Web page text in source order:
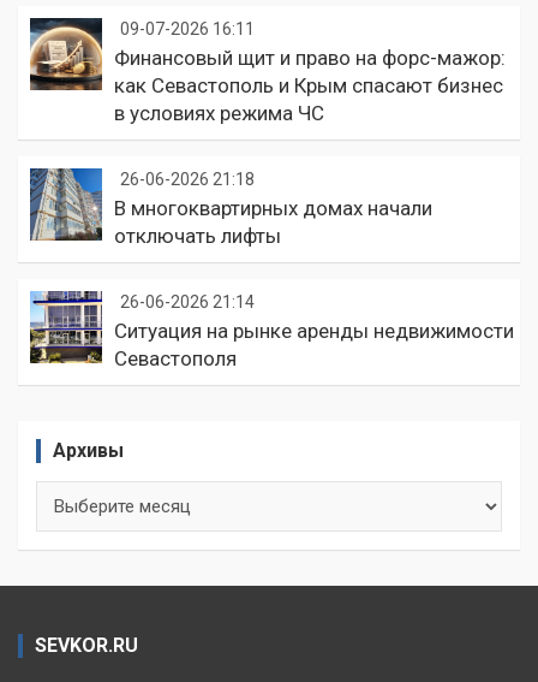
09-07-2026 16:11
Финансовый щит и право на форс-мажор:
как Севастополь и Крым спасают бизнес
в условиях режима ЧС
26-06-2026 21:18
В многоквартирных домах начали
отключать лифты
26-06-2026 21:14
Ситуация на рынке аренды недвижимости
Севастополя
Архивы
SEVKOR.RU